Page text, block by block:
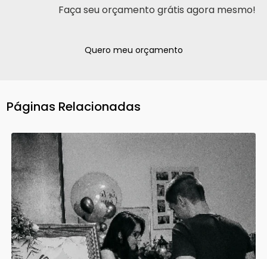
Faça seu orçamento grátis agora mesmo!
Quero meu orçamento
Páginas Relacionadas